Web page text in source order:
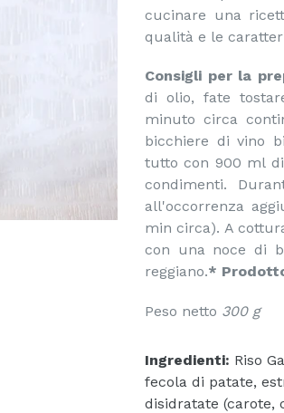
cucinare una
qualità e le
Consigli per la
di olio, fate
minuto circa
bicchiere di vino
tutto con 900 ml
condimenti.
all'occorrenza
min circa). A
con una noce di
reggiano.*
Peso netto 300 g
Ingredienti: Riso
fecola di patate,
disidratate (carote,